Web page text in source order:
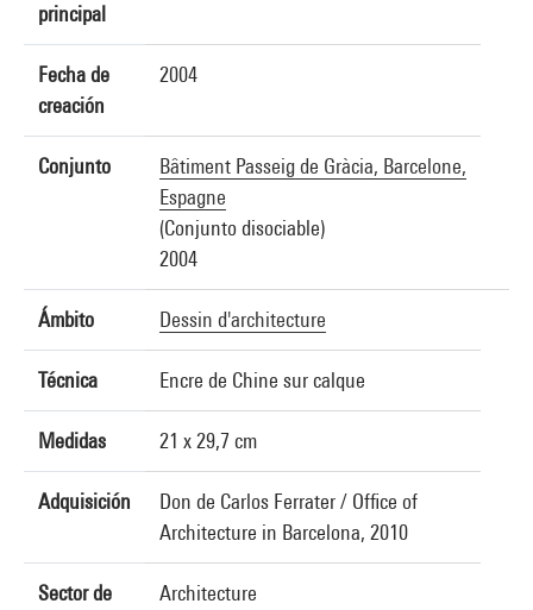
principal
Fecha de
creación
2004
Conjunto
Bâtiment Passeig de Gràcia, Barcelone,
Espagne
(Conjunto disociable)
2004
Ámbito Dessin d'architecture
Técnica Encre de Chine sur calque
Medidas 21 x 29,7 cm
Adquisición
Don de Carlos Ferrater / Office of
Architecture in Barcelona, 2010
Sector de
Architecture